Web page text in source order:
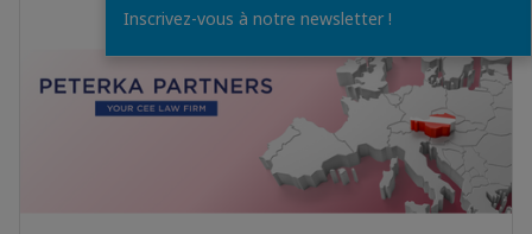
Inscrivez-vous à notre newsletter !